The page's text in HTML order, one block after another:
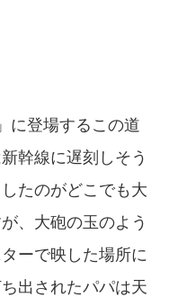
に登場するこの道
幹線に遅刻しそう
たのがどこでも大
、大砲の玉のよう
ーで映した場所に
出されたパパは天